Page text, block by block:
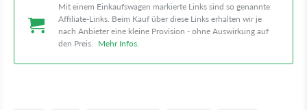
Mit einem Einkaufswagen markierte Links sind so genannte
Affiliate-Links. Beim Kauf über diese Links erhalten wir je
nach Anbieter eine kleine Provision - ohne Auswirkung auf
den Preis. Mehr Infos.